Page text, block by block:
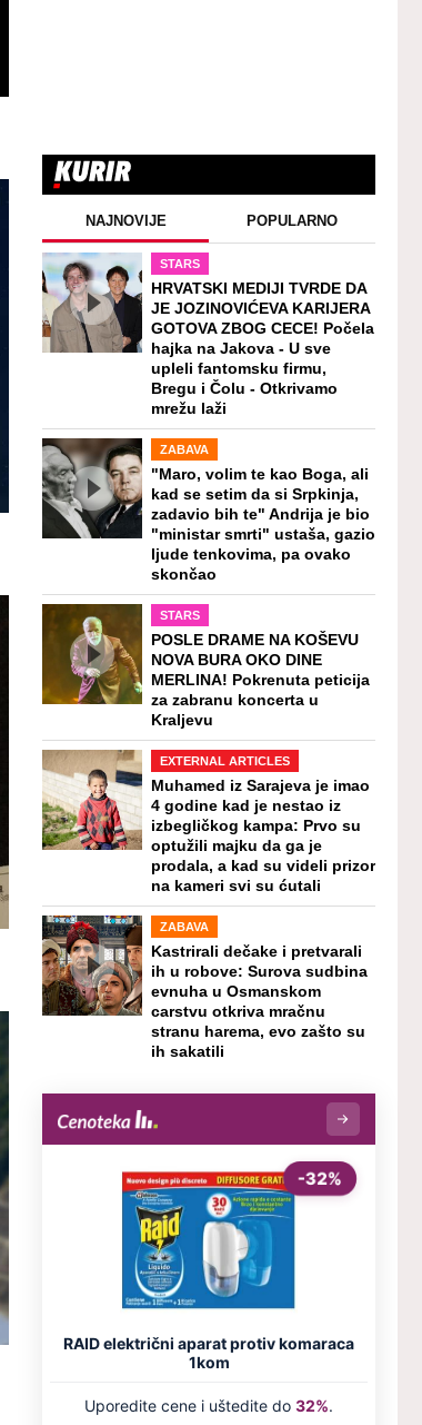
NAJNOVIJE POPULARNO
STARS
HRVATSKI MEDIJI TVRDE DA
JE JOZINOVIĆEVA KARIJERA
GOTOVA ZBOG CECE! Počela
hajka na Jakova - U sve
upleli fantomsku firmu,
Bregu i Čolu - Otkrivamo
mrežu laži
ZABAVA
"Maro, volim te kao Boga, ali
kad se setim da si Srpkinja,
zadavio bih te" Andrija je bio
"ministar smrti" ustaša, gazio
ljude tenkovima, pa ovako
skončao
STARS
POSLE DRAME NA KOŠEVU
NOVA BURA OKO DINE
MERLINA! Pokrenuta peticija
za zabranu koncerta u
Kraljevu
EXTERNAL ARTICLES
Muhamed iz Sarajeva je imao
4 godine kad je nestao iz
izbegličkog kampa: Prvo su
optužili majku da ga je
prodala, a kad su videli prizor
na kameri svi su ćutali
ZABAVA
Kastrirali dečake i pretvarali
ih u robove: Surova sudbina
evnuha u Osmanskom
carstvu otkriva mračnu
stranu harema, evo zašto su
ih sakatili